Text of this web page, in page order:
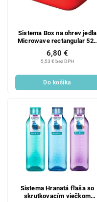
Sistema Box na ohrev jedla
Microwave rectangular 525
5,53 € bez DPH
6,80 €
Do košíka
Sistema Hranatá fľaša so
skrutkovacím viečkom